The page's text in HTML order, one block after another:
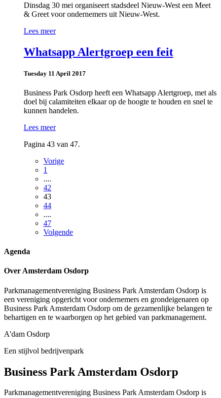
Dinsdag 30 mei organiseert stadsdeel Nieuw-West een Meet
& Greet voor ondernemers uit Nieuw-West.
Lees meer
Whatsapp Alertgroep een feit
Tuesday 11 April 2017
Business Park Osdorp heeft een Whatsapp Alertgroep, met als
doel bij calamiteiten elkaar op de hoogte te houden en snel te
kunnen handelen.
Lees meer
Pagina 43 van 47.
Vorige
1
....
42
43
44
....
47
Volgende
Agenda
Over Amsterdam Osdorp
Parkmanagementvereniging Business Park Amsterdam Osdorp is
een vereniging opgericht voor ondernemers en grondeigenaren op
Business Park Amsterdam Osdorp om de gezamenlijke belangen te
behartigen en te waarborgen op het gebied van parkmanagement.
A'dam Osdorp
Een stijlvol bedrijvenpark
Business Park Amsterdam Osdorp
Parkmanagementvereniging Business Park Amsterdam Osdorp is